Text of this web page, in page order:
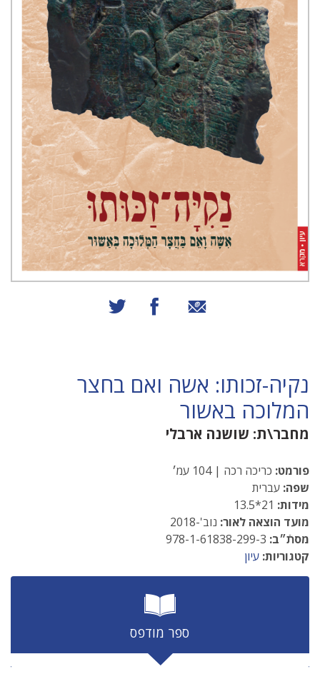
שיתוף באמצעות אימייל
שיתוף בפייסבוק
נקיה-זכותו: אשה ואם בחצר
המלוכה באשור
מחבר\ת: שושנה ארבלי
פורמט: כריכה רכה | 104 עמ׳
שפה: עברית
מידות:
מועד הוצאה לאור: נוב'-2018
מסתֿ״ב:
קטגוריות: עיון
ספר מודפס